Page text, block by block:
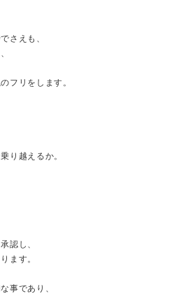
さえも、
フリをします。
り越えるか。
認し、
ます。
事であり、